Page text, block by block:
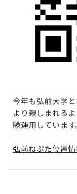
今年も弘前大学
より親しまれる
験運用しています
弘前ねぷた位置